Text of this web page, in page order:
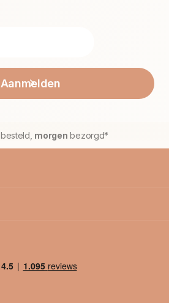
Aanmelden
besteld, morgen bezorgd*